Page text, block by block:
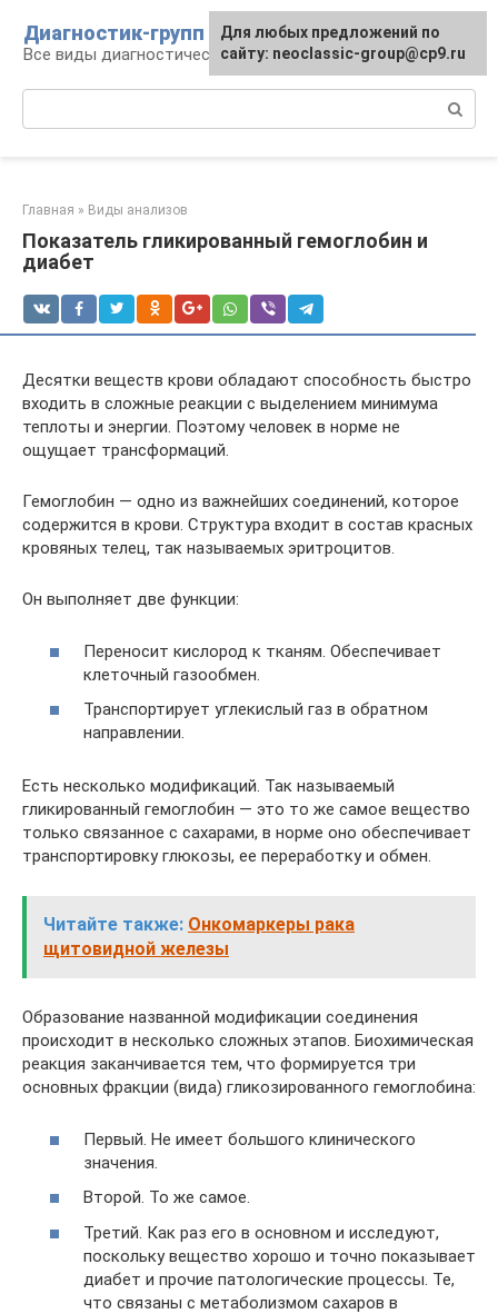
контенту
Диагностик-групп
Все виды диагностических манипуляций
Главная » Виды анализов
Показатель гликированный гемоглобин и
диабет
Десятки веществ крови обладают способность быстро
входить в сложные реакции с выделением минимума
теплоты и энергии. Поэтому человек в норме не
ощущает трансформаций.
Гемоглобин — одно из важнейших соединений, которое
содержится в крови. Структура входит в состав красных
кровяных телец, так называемых эритроцитов.
Он выполняет две функции:
Переносит кислород к тканям. Обеспечивает
клеточный газообмен.
Транспортирует углекислый газ в обратном
направлении.
Есть несколько модификаций. Так называемый
гликированный гемоглобин — это то же самое вещество
только связанное с сахарами, в норме оно обеспечивает
транспортировку глюкозы, ее переработку и обмен.
Читайте также: Онкомаркеры рака
щитовидной железы
Образование названной модификации соединения
происходит в несколько сложных этапов. Биохимическая
реакция заканчивается тем, что формируется три
основных фракции (вида) гликозированного гемоглобина:
Первый. Не имеет большого клинического
значения.
Второй. То же самое.
Третий. Как раз его в основном и исследуют,
поскольку вещество хорошо и точно показывает
диабет и прочие патологические процессы. Те,
что связаны с метаболизмом сахаров в
Для любых предложений по
сайту: neoclassic-group@cp9.ru